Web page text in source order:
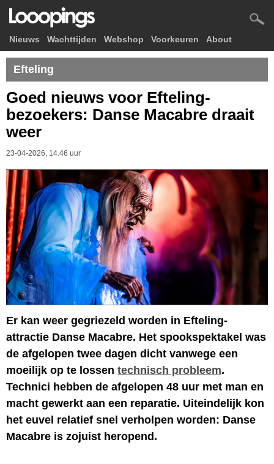
Nieuws Wachttijden Webshop Voorkeuren About
Efteling
Goed nieuws voor Efteling-
bezoekers: Danse Macabre draait
weer
23-04-2026, 14.46 uur
Er kan weer gegriezeld worden in Efteling-
attractie Danse Macabre. Het spookspektakel was
de afgelopen twee dagen dicht vanwege een
moeilijk op te lossen technisch probleem.
Technici hebben de afgelopen 48 uur met man en
macht gewerkt aan een reparatie. Uiteindelijk kon
het euvel relatief snel verholpen worden: Danse
Macabre is zojuist heropend.